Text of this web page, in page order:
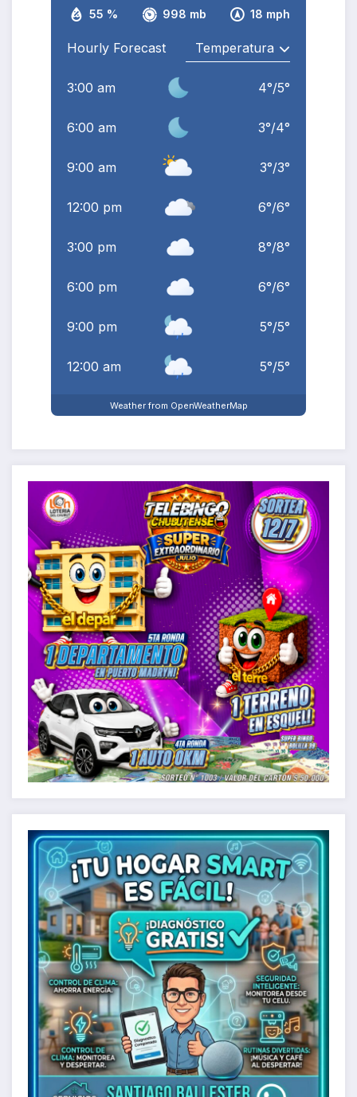
55 % 998 mb 18 mph
Hourly Forecast
3:00 am 4°/5°
6:00 am 3°/4°
9:00 am 3°/3°
12:00 pm 6°/6°
3:00 pm 8°/8°
6:00 pm 6°/6°
9:00 pm 5°/5°
12:00 am 5°/5°
Weather from OpenWeatherMap